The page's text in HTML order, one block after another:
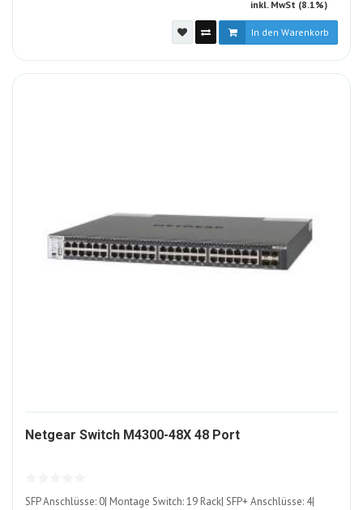
inkl. MwSt (8.1%)
In den Warenkorb
Netgear Switch M4300-48X 48 Port483621-
SFP Anschlüsse: 0| Montage Switch: 19 Rack| SFP+ Anschlüsse: 4|